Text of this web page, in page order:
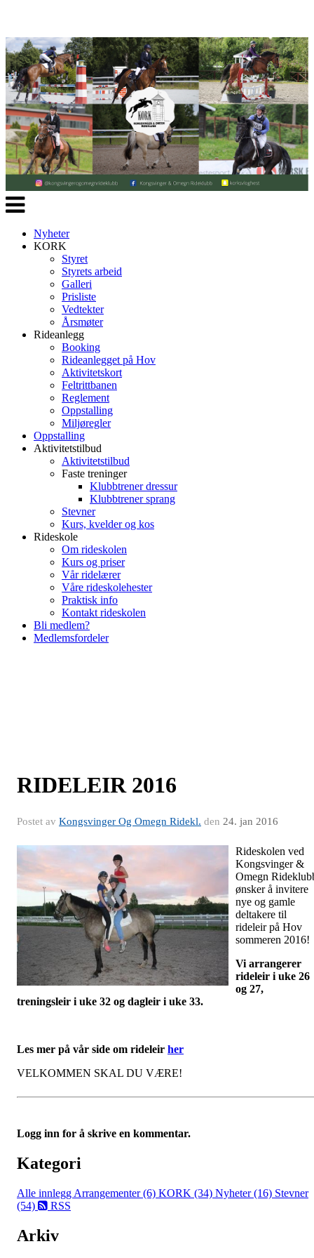
Veksle
navigasjon
Nyheter
KORK
Styret
Styrets arbeid
Galleri
Prisliste
Vedtekter
Årsmøter
Rideanlegg
Booking
Rideanlegget på Hov
Aktivitetskort
Feltrittbanen
Reglement
Oppstalling
Miljøregler
Oppstalling
Aktivitetstilbud
Aktivitetstilbud
Faste treninger
Klubbtrener dressur
Klubbtrener sprang
Stevner
Kurs, kvelder og kos
Rideskole
Om rideskolen
Kurs og priser
Vår ridelærer
Våre rideskolehester
Praktisk info
Kontakt rideskolen
Bli medlem?
Medlemsfordeler
RIDELEIR 2016
Postet av Kongsvinger Og Omegn Ridekl. den 24. jan 2016
Rideskolen ved
Kongsvinger &
Omegn
ønsker å invitere
nye og gamle
deltakere til
rideleir på Hov
sommeren 2016!
Vi arrangerer
rideleir i uke 26
og 27,
treningsleir i uke 32 og dagleir i uke 33.
Les mer på vår side om rideleir her
VELKOMMEN SKAL DU VÆRE!
Logg inn for å skrive en kommentar.
Kategori
Alle innlegg Arrangementer (6) KORK (34) Nyheter (16) Stevner
(54)
RSS
Arkiv